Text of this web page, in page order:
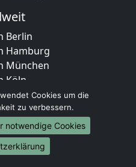
Berlin
Hamburg
München
Köln
Frankfurt am Main
Stuttgart
Düsseldorf
Leipzig
Dortmund
Cookies um die
zu verbessern.
notwendige Cookies